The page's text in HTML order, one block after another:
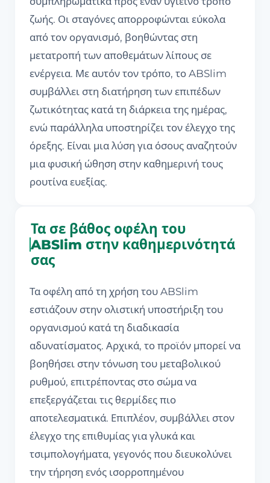
ζωής. Οι σταγόνες απορροφώνται εύκολα
από τον οργανισμό, βοηθώντας στη
μετατροπή των αποθεμάτων λίπους σε
ενέργεια. Με αυτόν τον τρόπο, το ABSlim
συμβάλλει στη διατήρηση των επιπέδων
ζωτικότητας κατά τη διάρκεια της ημέρας,
ενώ παράλληλα υποστηρίζει τον έλεγχο της
όρεξης. Είναι μια λύση για όσους αναζητούν
μια φυσική ώθηση στην καθημερινή τους
ρουτίνα ευεξίας.
Τα σε βάθος οφέλη του
ABSlim στην καθημερινότητά
σας
Τα οφέλη από τη χρήση του ABSlim
εστιάζουν στην ολιστική υποστήριξη του
οργανισμού κατά τη διαδικασία
αδυνατίσματος. Αρχικά, το προϊόν μπορεί να
βοηθήσει στην τόνωση του μεταβολικού
ρυθμού, επιτρέποντας στο σώμα να
επεξεργάζεται τις θερμίδες πιο
αποτελεσματικά. Επιπλέον, συμβάλλει στον
έλεγχο της επιθυμίας για γλυκά και
τσιμπολογήματα, γεγονός που διευκολύνει
την τήρηση ενός ισορροπημένου